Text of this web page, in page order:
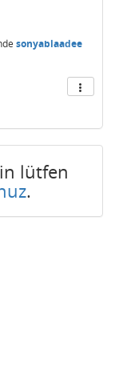
sonyablaadee
lütfen
.